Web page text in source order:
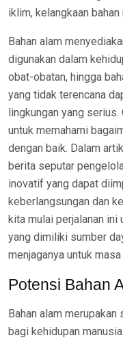
iklim, kelangkaan
Bahan alam
digunakan dalam
obat-obatan, hingga
yang tidak terencana
lingkungan yang
untuk memahami
dengan baik. Dalam
berita seputar
inovatif yang dapat
keberlangsungan dan
kita mulai perjalanan
yang dimiliki sumber
menjaganya untuk
Potensi Bahan
Bahan alam
bagi kehidupan